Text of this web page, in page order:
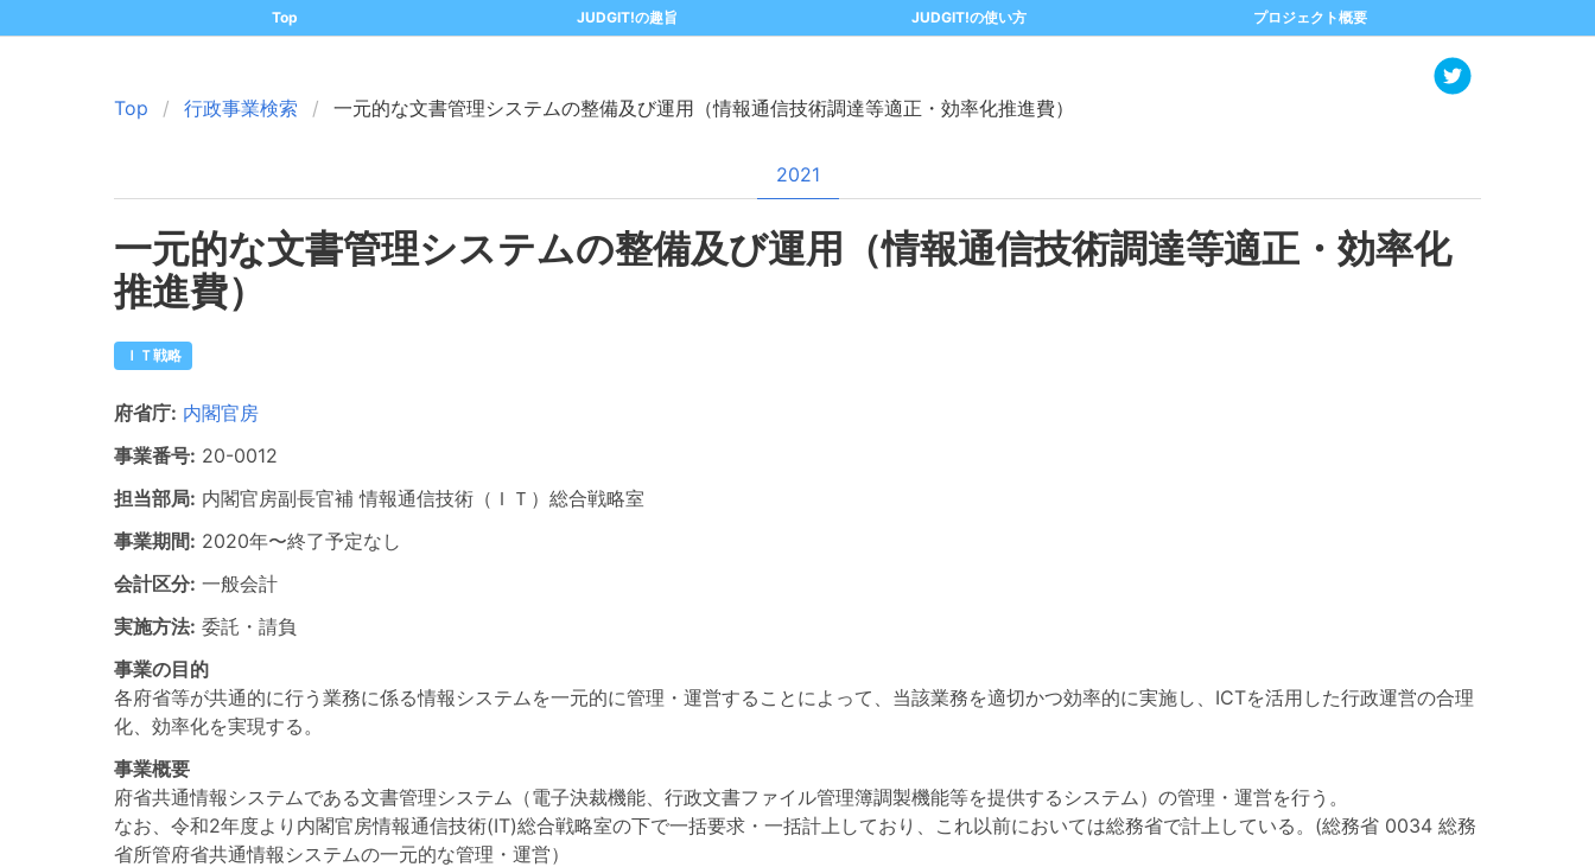
Top JUDGIT!の趣旨 JUDGIT!の使い方 プロジェクト概要
Top 行政事業検索 一元的な文書管理システムの整備及び運用（情報通信技術調達等適正・効率化推進費）
2021
一元的な文書管理システムの整備及び運用（情報通信技術調達等適正・効率化
推進費）
ＩＴ戦略
府省庁: 内閣官房
事業番号: 20-0012
担当部局: 内閣官房副長官補 情報通信技術（ＩＴ）総合戦略室
事業期間: 2020年〜終了予定なし
会計区分: 一般会計
実施方法: 委託・請負
事業の目的
各府省等が共通的に行う業務に係る情報システムを一元的に管理・運営することによって、当該業務を適切かつ効率的に実施し、ICTを活用した行政運営の合理
化、効率化を実現する。
事業概要
府省共通情報システムである文書管理システム（電子決裁機能、行政文書ファイル管理簿調製機能等を提供するシステム）の管理・運営を行う。
なお、令和2年度より内閣官房情報通信技術(IT)総合戦略室の下で一括要求・一括計上しており、これ以前においては総務省で計上している。(総務省 0034 総務
省所管府省共通情報システムの一元的な管理・運営）